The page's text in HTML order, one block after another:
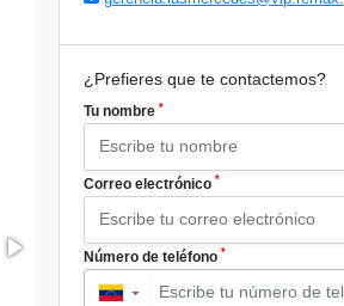
¿Prefieres que te contactemos?
Tu nombre *
Correo electrónico *
Número de teléfono *
▼